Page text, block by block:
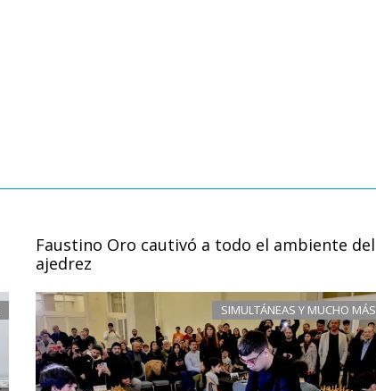
Faustino Oro cautivó a todo el ambiente del
ajedrez
SIMULTÁNEAS Y MUCHO MÁS